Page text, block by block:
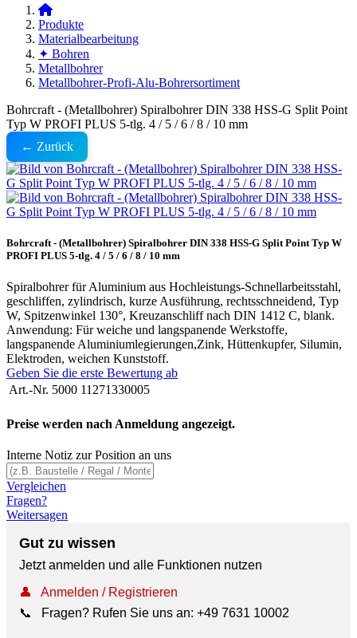
Produkte
Materialbearbeitung
✦ Bohren
Metallbohrer
Metallbohrer-Profi-Alu-Bohrersortiment
Bohrcraft - (Metallbohrer) Spiralbohrer DIN 338 HSS-G Split Point
Typ W PROFI PLUS 5-tlg. 4 / 5 / 6 / 8 / 10 mm
← Zurück
Bohrcraft - (Metallbohrer) Spiralbohrer DIN 338 HSS-G Split Point Typ W
PROFI PLUS 5-tlg. 4 / 5 / 6 / 8 / 10 mm
Spiralbohrer für Aluminium aus Hochleistungs-Schnellarbeitsstahl,
geschliffen, zylindrisch, kurze Ausführung, rechtsschneidend, Typ
W, Spitzenwinkel 130°, Kreuzanschliff nach DIN 1412 C, blank.
Anwendung: Für weiche und langspanende Werkstoffe,
langspanende Aluminiumlegierungen,Zink, Hüttenkupfer, Silumin,
Elektroden, weichen Kunststoff.
Geben Sie die erste Bewertung ab
Art.-Nr. 5000 11271330005
Preise werden nach Anmeldung angezeigt.
Interne Notiz zur Position an uns
Vergleichen
Fragen?
Weitersagen
Gut zu wissen
Jetzt anmelden und alle Funktionen nutzen
👤
Anmelden / Registrieren
📞
Fragen? Rufen Sie uns an: +49 7631 10002